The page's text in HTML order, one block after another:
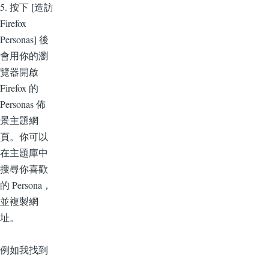
5. 按下 [造訪
Firefox
Personas] 後
會用你的瀏
覽器開啟
Firefox 的
Personas 佈
景主題網
頁。你可以
在主題庫中
搜尋你喜歡
的 Persona，
並複製網
址。
例如我找到